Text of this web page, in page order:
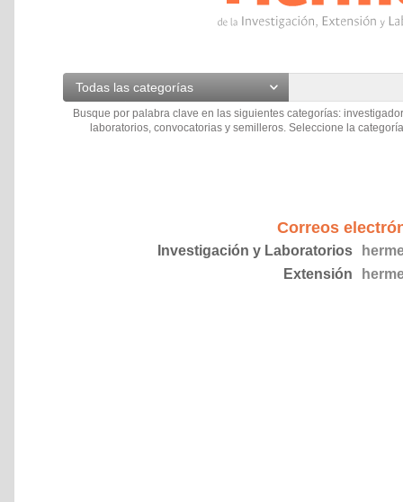
Todas las categorías
Busque por palabra clave en las siguientes categorías:
laboratorios, convocatorias y semilleros. Seleccione la
Correos
Investigación y Laboratorios
Extensión